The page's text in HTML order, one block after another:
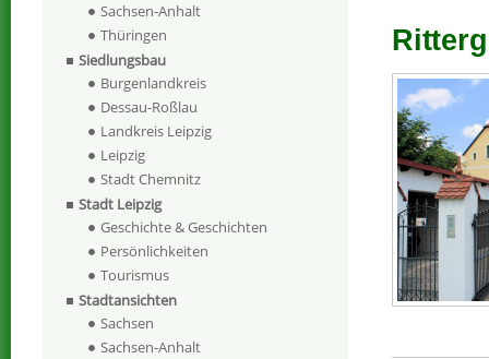
Sachsen-Anhalt
Thüringen
Siedlungsbau
Burgenlandkreis
Dessau-Roßlau
Landkreis Leipzig
Leipzig
Stadt Chemnitz
Stadt Leipzig
Geschichte & Geschichten
Persönlichkeiten
Tourismus
Stadtansichten
Sachsen
Sachsen-Anhalt